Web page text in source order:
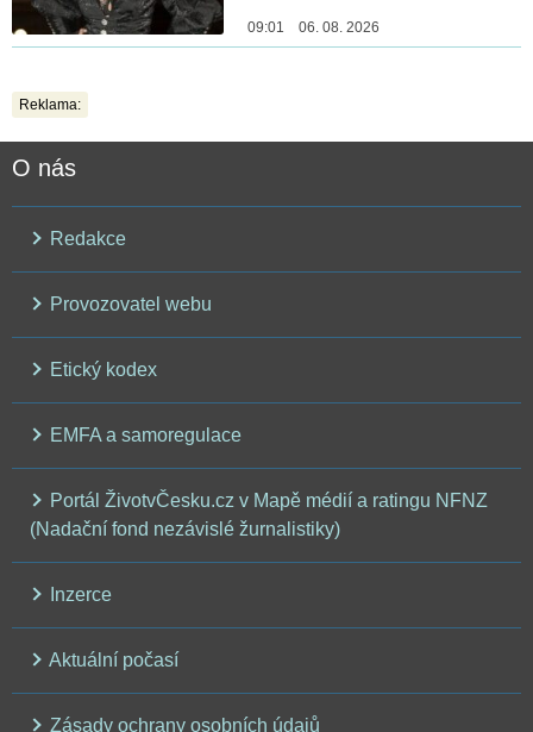
09:01 06. 08. 2026
Reklama:
O nás
Redakce
Provozovatel webu
Etický kodex
EMFA a samoregulace
Portál ŽivotvČesku.cz v Mapě médií a ratingu NFNZ
(Nadační fond nezávislé žurnalistiky)
Inzerce
Aktuální počasí
Zásady ochrany osobních údajů